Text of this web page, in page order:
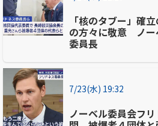
「核のタブー」確
の方々に敬意 ノー
委員長
7/23(水) 19:32
ノーベル委員会フ